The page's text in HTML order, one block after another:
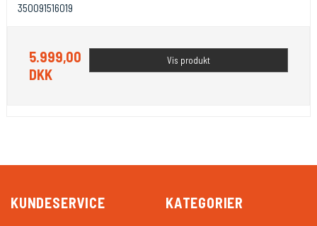
350091516019
5.999,00
DKK
Vis produkt
KUNDESERVICE KATEGORIER